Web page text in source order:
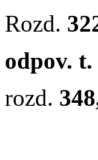
Rozd.
odpov.
rozd.